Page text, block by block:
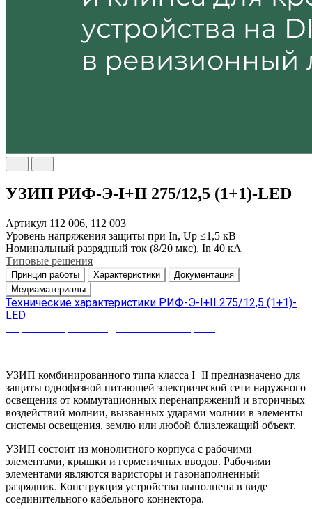
УЗИП РИФ-Э-I+II 275/12,5 (1+1)-LED
Артикул 112 006, 112 003
Уровень напряжения защиты при In, Up ≤1,5 кВ
Номинальный разрядный ток (8/20 мкс), In 40 кА
Типовые решения
Принцип работы Характеристики
Документация
Медиаматериалы
Технические характеристики РИФ-Э-I+II 275/12,5 (1+1)-
LED
УЗИП комбинированного типа класса I+II предназначено для
защиты однофазной питающей электрической сети наружного
освещения от коммутационных перенапряжений и вторичных
воздействий молнии, вызванных ударами молнии в элементы
системы освещения, землю или любой близлежащий объект.
УЗИП состоит из монолитного корпуса с рабочими
элементами, крышки и герметичных вводов. Рабочими
элементами являются варисторы и газонаполненный
разрядник. Конструкция устройства выполнена в виде
соединительного кабельного коннектора.